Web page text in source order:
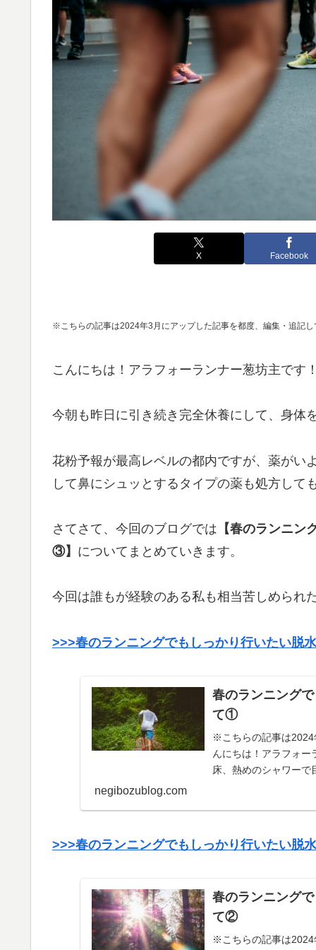
X Facebook
※こちらの記事は2024年3月にアップした記事を都度、編集・追記し
こんにちは！アラフォーランナー葱坊主です
今朝も昨日に引き続き完全休養にして、身体
花粉予報が最高レベルの都内ですが、薬がい
して鼻にシュッとするタイプの薬も処方して
さてさて、今回のブログでは 【春のランニン
③】 についてまとめていきます。
今回は誰もが経験のある私も相当苦しめられ
>>>春のランニングでもしっかり行いたい脱
春のランニング
て①
※こちらの記事は2024
んにちは！アラフォ
床、熱めのシャワー
negibozublog.com
>>>春のランニングでもしっかり行いたい脱
春のランニング
て②
※こちらの記事は2024